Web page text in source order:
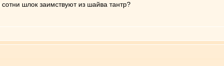
шлок заимствуют из шайва тантр?